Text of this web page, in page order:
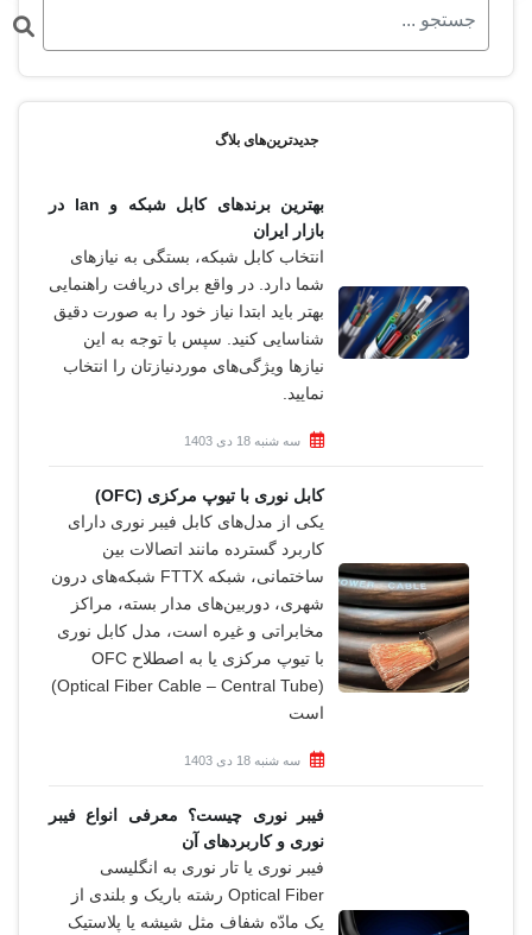
جدیدترین‌های بلاگ
بهترین برندهای کابل شبکه و lan در
بازار ایران
انتخاب کابل شبکه، بستگی به نیازهای
شما دارد. در واقع برای دریافت راهنمایی
بهتر باید ابتدا نیاز خود را به صورت دقیق
شناسایی کنید. سپس با توجه به این
نیازها ویژگی‌های موردنیازتان را انتخاب
نمایید.
سه شنبه 18 دی 1403
کابل نورى با تیوپ مرکزى (OFC)
یکی از مدل‌های کابل فیبر نوری دارای
کاربرد گسترده مانند اتصالات بین
ﺳﺎﺧﺘﻤﺎﻧﯽ، ﺷﺒﮑﻪ FTTX شبکه‌های درون
شهری، دوربین‌های مدار بسته، مراکز
مخابراتی و غیره است، مدل کابل نوری
با تیوپ مرکزی یا به اصطلاح OFC
(Optical Fiber Cable – Central Tube)
است
سه شنبه 18 دی 1403
فیبر نوری چیست؟ معرفی انواع فیبر
نوری و کاربردهای آن
فیبر نوری یا تار نوری به انگلیسی
Optical Fiber رشته باریک و بلندی از
یک مادّه شفاف مثل شیشه یا پلاستیک